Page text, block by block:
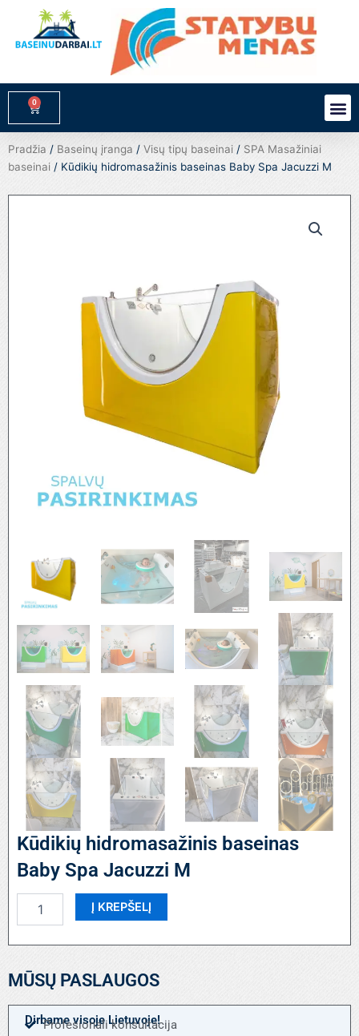
turinio
0
Cart
Pradžia / Baseinų įranga / Visų tipų baseinai / SPA Masažiniai
baseinai / Kūdikių hidromasažinis baseinas Baby Spa Jacuzzi M
Kūdikių hidromasažinis baseinas
Baby Spa Jacuzzi M
kiekis:
hidromasažinis
Baby
Jacuzzi
M
Į KREPŠELĮ
MŪSŲ PASLAUGOS
Dirbame visoje Lietuvoje!
Profesionali konsultacija